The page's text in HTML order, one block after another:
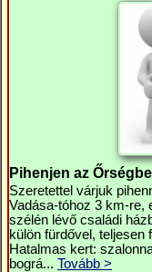
Pihenjen az
Szeretettel várjuk
Vadása-tóhoz 3 km-re,
szélén lévő családi
külön fürdővel, teljesen
Hatalmas kert:
bográ... Tovább >